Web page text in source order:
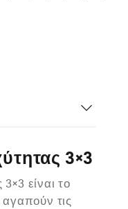
3×3
είναι το
αγαπούν τις